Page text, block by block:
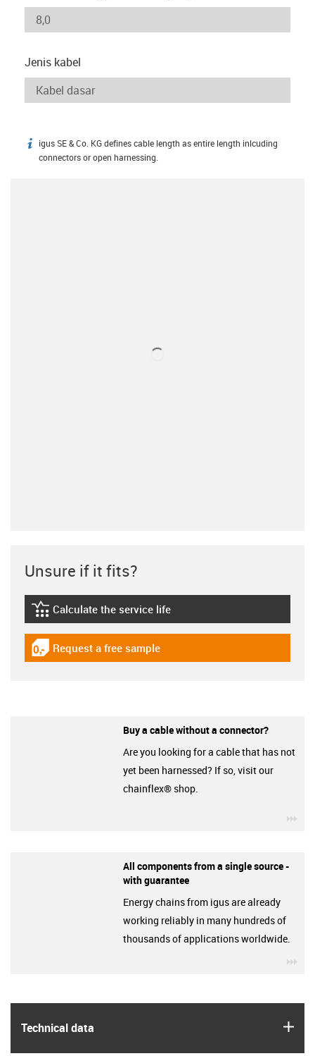
Jenis kabel
igus-icon-info
igus SE & Co. KG defines cable length as entire length inlcuding
connectors or open harnessing.
Technical data
Unsure if it fits?
igus-icon-lebensdauerrechner
Calculate the service life
igus-icon-gratismuster
Request a free sample
Buy a cable without a connector?
Are you looking for a cable that has not
yet been harnessed? If so, visit our
chainflex® shop.
All components from a single source -
with guarantee
Energy chains from igus are already
working reliably in many hundreds of
thousands of applications worldwide.